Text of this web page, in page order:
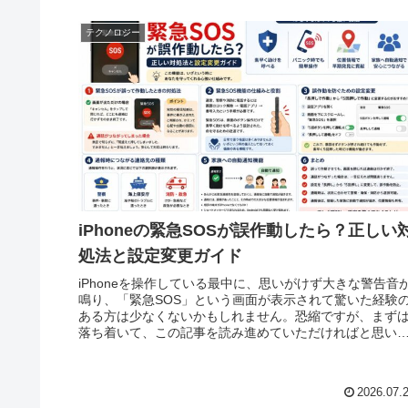
テクノロジー
iPhoneの緊急SOSが誤作動したら？正しい
処法と設定変更ガイド
iPhoneを操作している最中に、思いがけず大きな警告音
鳴り、「緊急SOS」という画面が表示されて驚いた経験
ある方は少なくないかもしれません。恐縮ですが、まずは
落ち着いて、この記事を読み進めていただければと思いま